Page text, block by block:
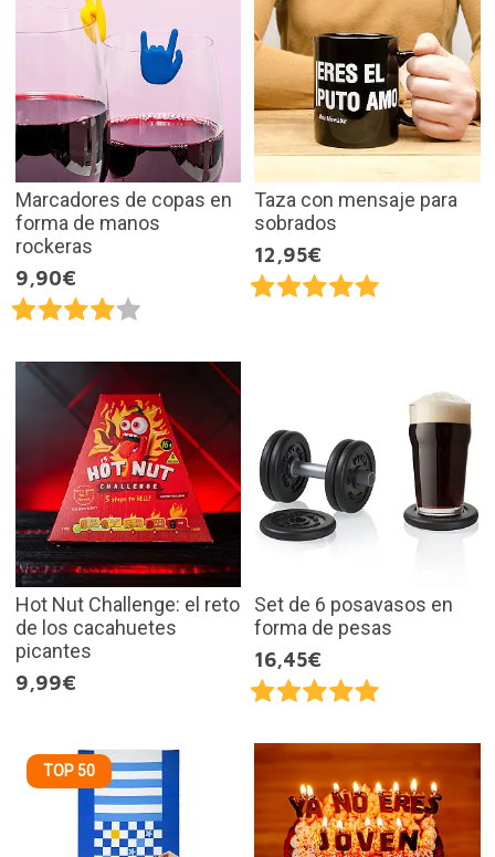
Marcadores de copas en
forma de manos
rockeras
9,90€
Taza con mensaje para
sobrados
12,95€
Hot Nut Challenge: el reto
de los cacahuetes
picantes
9,99€
Set de 6 posavasos en
forma de pesas
16,45€
TOP 50